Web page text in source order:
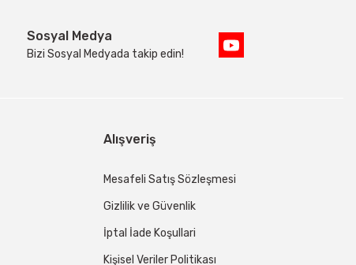
Sosyal Medya
Bizi Sosyal Medyada takip edin!
Alışveriş
Mesafeli Satış Sözleşmesi
Gizlilik ve Güvenlik
İptal İade Koşullari
Kişisel Veriler Politikası